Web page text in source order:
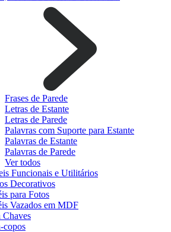
Frases de Parede
Letras de Estante
Letras de Parede
Palavras com Suporte para Estante
Palavras de Estante
Palavras de Parede
Ver todos
Funcionais e Utilitários
Decorativos
para Fotos
Vazados em MDF
Chaves
copos